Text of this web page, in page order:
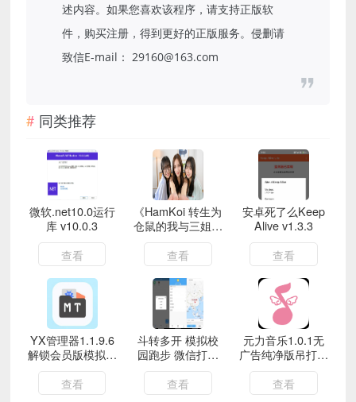
述内容。如果您喜欢该程序，请支持正版软
件，购买注册，得到更好的正版服务。侵删请
致信E-mail： 29160@163.com
同类推荐
微软.net10.0运行
库 v10.0.3
查看
《HamKoi 转生为
仓鼠的我与三姐妹
的甜蜜生活》影
查看
安卓死了么Keep
Alive v1.3.3
查看
YX管理器1.1.9.6
解锁会员版模拟模
仿MT管理器
查看
斗转多开 模拟校
园跑步 微信打卡
的神器
查看
元力音乐1.0.1无
广告纯净版吊打付
费！
查看